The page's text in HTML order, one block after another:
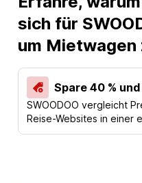
sich für
um Mietwagen
Spare 40 %
SWOODOO vergleicht
Reise-Websites in einer